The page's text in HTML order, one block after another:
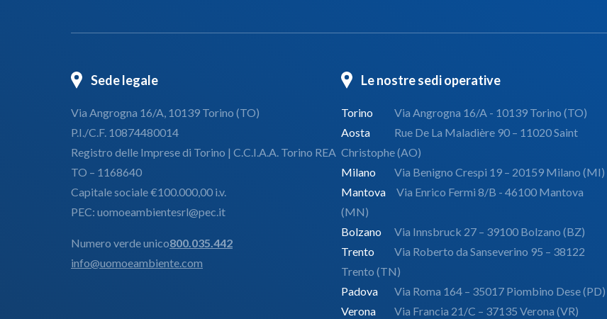
Sede legale
Via Angrogna 16/A, 10139 Torino (TO)
P.I./C.F. 10874480014
Registro delle Imprese di Torino | C.C.I.A.A. Torino REA
TO – 1168640
Capitale sociale €100.000,00 i.v.
PEC: uomoeambientesrl@pec.it
Numero verde unico800.035.442
info@uomoeambiente.com
Le nostre sedi operative
Torino
Via Angrogna 16/A - 10139 Torino (TO)
Aosta
Rue De La Maladière 90 – 11020 Saint
Christophe (AO)
Milano
Via Benigno Crespi 19 – 20159 Milano (MI)
Mantova
Via Enrico Fermi 8/B - 46100 Mantova
(MN)
Bolzano
Via Innsbruck 27 – 39100 Bolzano (BZ)
Trento
Via Roberto da Sanseverino 95 – 38122
Trento (TN)
Padova
Via Roma 164 – 35017 Piombino Dese (PD)
Verona
Via Francia 21/C – 37135 Verona (VR)